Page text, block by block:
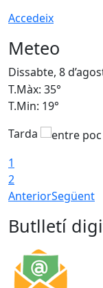
Accedeix
Meteo
Dissabte, 8
T.Màx: 35°
T.Min: 19°
Tarda
1
2
AnteriorSegüent
Butlletí